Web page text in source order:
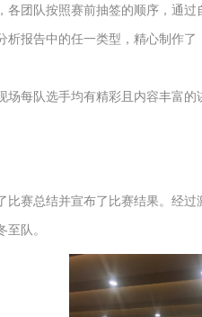
各团队按照赛前抽签的顺序，通
析报告中的任一类型，精心制作了
场每队选手均有精彩且内容丰富
比赛总结并宣布了比赛结果。经
至队。